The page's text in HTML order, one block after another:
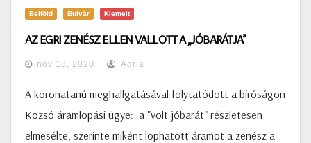
Belföld Bulvár Kiemelt
AZ EGRI ZENÉSZ ELLEN VALLOTT A „JÓBARÁTJA”
nov 18, 2020 Agria
A koronatanú meghallgatásával folytatódott a bíróságon
Kozsó áramlopási ügye: a "volt jóbarát" részletesen
elmesélte, szerinte miként lophatott áramot a zenész a